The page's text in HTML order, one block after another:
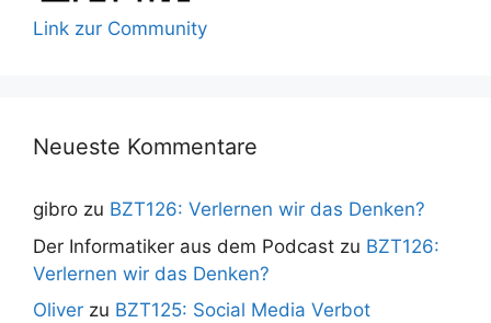
Link zur Community
Neueste Kommentare
gibro zu BZT126: Verlernen wir das Denken?
Der Informatiker aus dem Podcast zu BZT126:
Verlernen wir das Denken?
Oliver zu BZT125: Social Media Verbot